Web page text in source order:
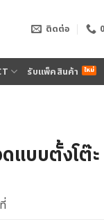
ติดต่อ
รับแพ็คสินค้า
แบบตั้งโต๊ะ